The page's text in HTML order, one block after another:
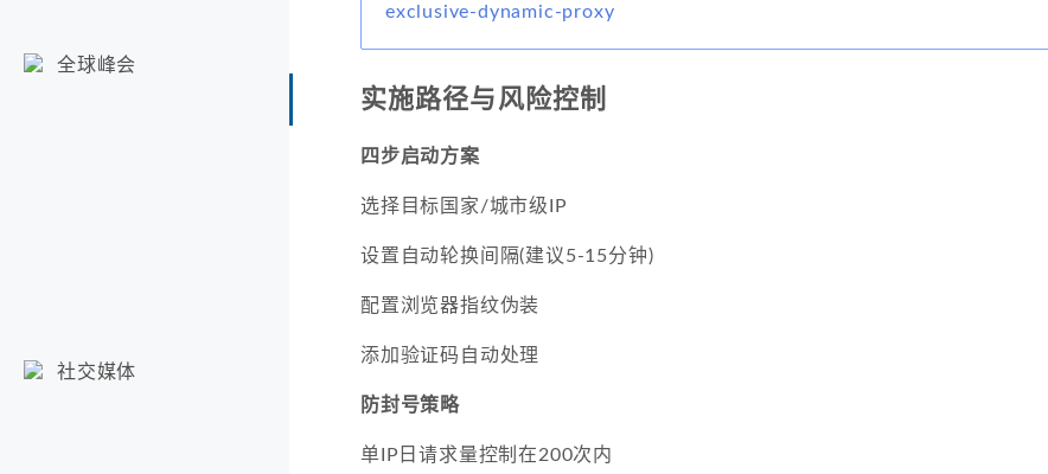
全球峰会
社交媒体
exclusive-dynamic-proxy
实施路径与风险控制
四步启动方案
选择目标国家/城市级IP
设置自动轮换间隔(建议5-15分钟)
配置浏览器指纹伪装
添加验证码自动处理
防封号策略
单IP日请求量控制在200次内